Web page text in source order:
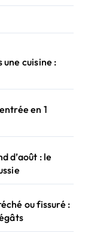
cuisine :
en 1
d’août : le
ou fissuré :